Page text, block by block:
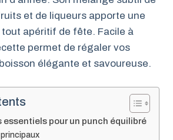
et de liqueurs apporte une
apéritif de fête. Facile à
permet de régaler vos
élégante et savoureuse.
essentiels pour un punch équilibré